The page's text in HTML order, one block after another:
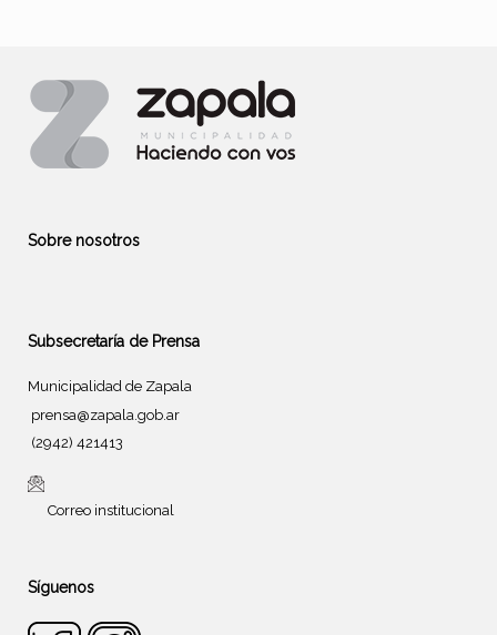
Sobre nosotros
Subsecretaría de Prensa
Municipalidad de Zapala
prensa@zapala.gob.ar
(2942) 421413
Correo institucional
Síguenos